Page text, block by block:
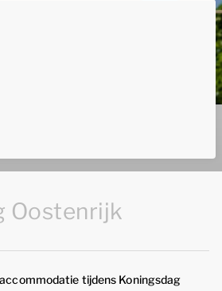
Oostenrijk
tijdens Koningsdag